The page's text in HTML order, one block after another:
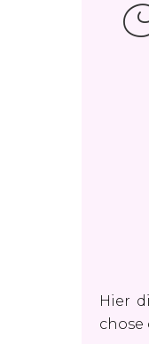
Hier
chose